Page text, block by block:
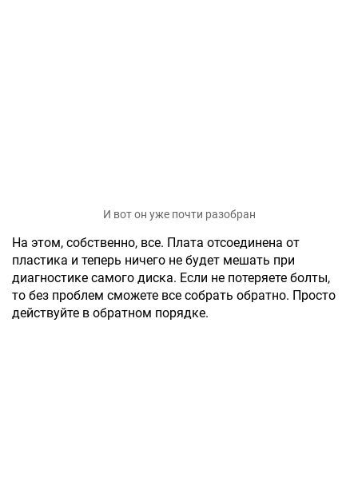
И вот он уже почти разобран
На этом, собственно, все. Плата отсоединена от
пластика и теперь ничего не будет мешать при
диагностике самого диска. Если не потеряете болты,
то без проблем сможете все собрать обратно. Просто
действуйте в обратном порядке.